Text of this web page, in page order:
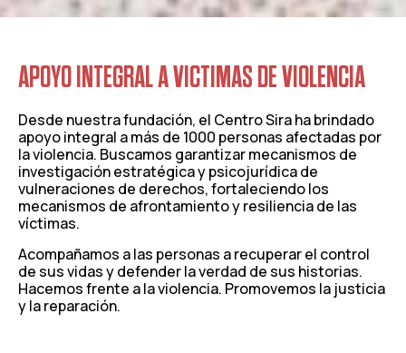
APOYO INTEGRAL A VICTIMAS DE VIOLENCIA
Desde nuestra fundación, el Centro Sira ha brindado
apoyo integral a más de 1000 personas afectadas por
la violencia. Buscamos garantizar mecanismos de
investigación estratégica y psicojurídica de
vulneraciones de derechos, fortaleciendo los
mecanismos de afrontamiento y resiliencia de las
víctimas.
Acompañamos a las personas a recuperar el control
de sus vidas y defender la verdad de sus historias.
Hacemos frente a la violencia. Promovemos la justicia
y la reparación.